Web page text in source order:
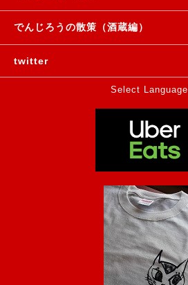
でんじろうの散策（酒蔵編）
twitter
Select Language